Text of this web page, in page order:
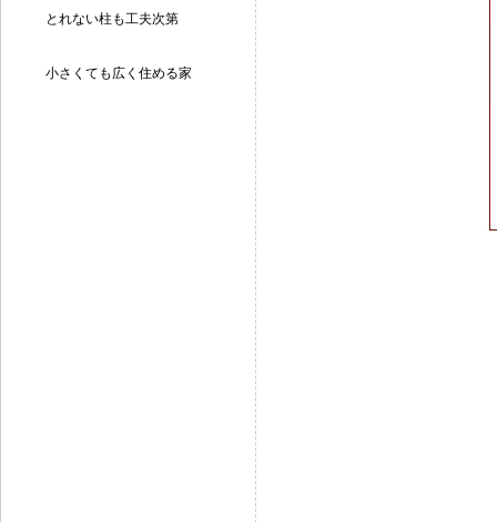
とれない柱も工夫次第
小さくても広く住める家